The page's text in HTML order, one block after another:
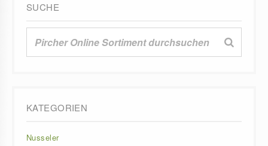
der
SUCHE
KATEGORIEN
Nusseler